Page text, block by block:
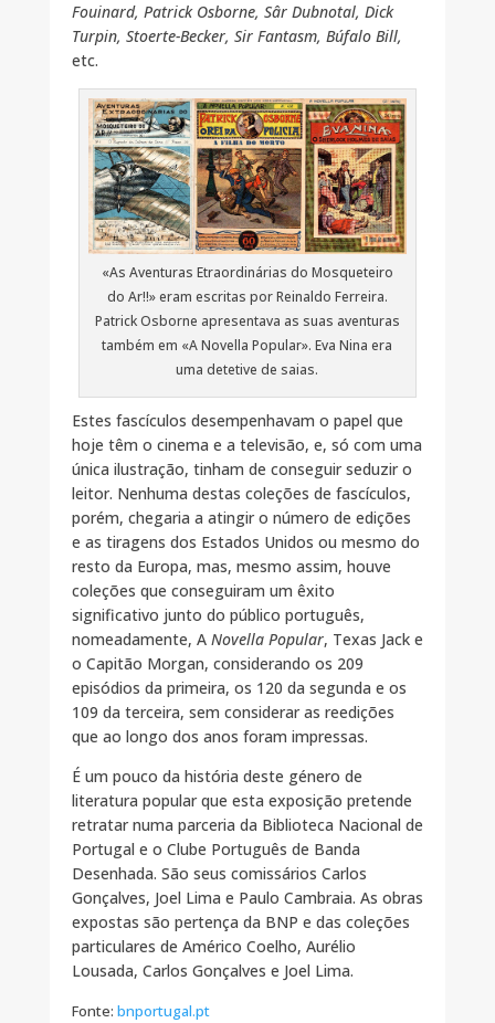
Fouinard, Patrick Osborne, Sâr Dubnotal, Dick
Turpin, Stoerte-Becker, Sir Fantasm, Búfalo Bill,
etc.
«As Aventuras Etraordinárias do Mosqueteiro
do Ar!!» eram escritas por Reinaldo Ferreira.
Patrick Osborne apresentava as suas aventuras
também em «A Novella Popular». Eva Nina era
uma detetive de saias.
Estes fascículos desempenhavam o papel que
hoje têm o cinema e a televisão, e, só com uma
única ilustração, tinham de conseguir seduzir o
leitor. Nenhuma destas coleções de fascículos,
porém, chegaria a atingir o número de edições
e as tiragens dos Estados Unidos ou mesmo do
resto da Europa, mas, mesmo assim, houve
coleções que conseguiram um êxito
significativo junto do público português,
nomeadamente, A Novella Popular, Texas Jack e
o Capitão Morgan, considerando os 209
episódios da primeira, os 120 da segunda e os
109 da terceira, sem considerar as reedições
que ao longo dos anos foram impressas.
É um pouco da história deste género de
literatura popular que esta exposição pretende
retratar numa parceria da Biblioteca Nacional de
Portugal e o Clube Português de Banda
Desenhada. São seus comissários Carlos
Gonçalves, Joel Lima e Paulo Cambraia. As obras
expostas são pertença da BNP e das coleções
particulares de Américo Coelho, Aurélio
Lousada, Carlos Gonçalves e Joel Lima.
Fonte: bnportugal.pt